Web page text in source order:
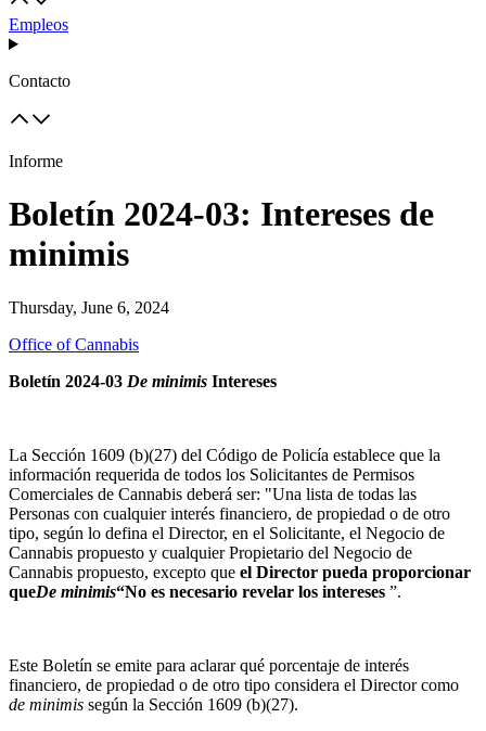
Empleos
Contacto
Informe
Boletín 2024-03: Intereses de
minimis
Thursday, June 6, 2024
Office of Cannabis
Boletín 2024-03 De minimis Intereses
La Sección 1609 (b)(27) del Código de Policía establece que la
información requerida de todos los Solicitantes de Permisos
Comerciales de Cannabis deberá ser: "Una lista de todas las
Personas con cualquier interés financiero, de propiedad o de otro
tipo, según lo defina el Director, en el Solicitante, el Negocio de
Cannabis propuesto y cualquier Propietario del Negocio de
Cannabis propuesto, excepto que el Director pueda proporcionar
queDe minimis“No es necesario revelar los intereses ”.
Este Boletín se emite para aclarar qué porcentaje de interés
financiero, de propiedad o de otro tipo considera el Director como
de minimis según la Sección 1609 (b)(27).